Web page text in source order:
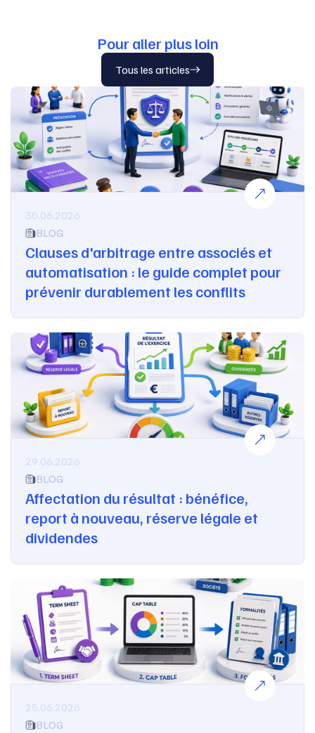
Pour aller plus loin
Tous les articles
30.06.2026
BLOG
Clauses d'arbitrage entre associés et
automatisation : le guide complet pour
prévenir durablement les conflits
29.06.2026
BLOG
Affectation du résultat : bénéfice,
report à nouveau, réserve légale et
dividendes
25.06.2026
BLOG